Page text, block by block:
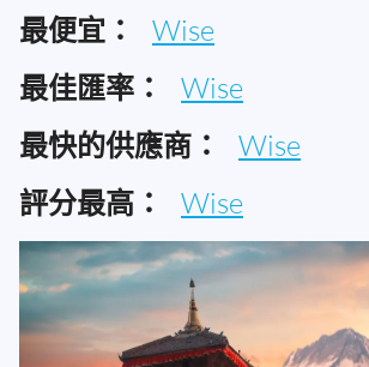
最便宜： Wise
最佳匯率： Wise
最快的供應商： Wise
評分最高： Wise